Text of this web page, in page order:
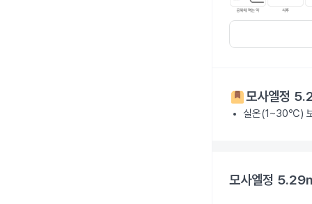
모사엘정
실온(1~30℃)
모사엘정